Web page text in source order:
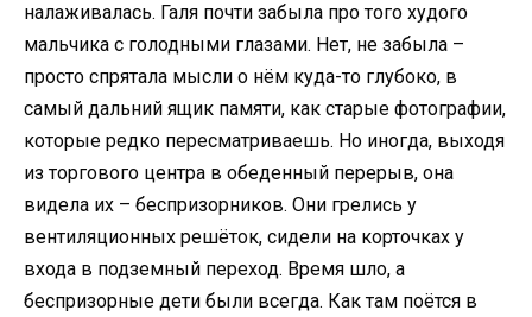
налаживалась. Галя почти забыла про того худого
мальчика с голодными глазами. Нет, не забыла –
просто спрятала мысли о нём куда-то глубоко, в
самый дальний ящик памяти, как старые фотографии,
которые редко пересматриваешь. Но иногда, выходя
из торгового центра в обеденный перерыв, она
видела их – беспризорников. Они грелись у
вентиляционных решёток, сидели на корточках у
входа в подземный переход. Время шло, а
беспризорные дети были всегда. Как там поётся в